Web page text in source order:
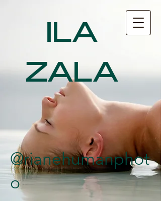
ILA
ZALA
@rianehumanphot
o